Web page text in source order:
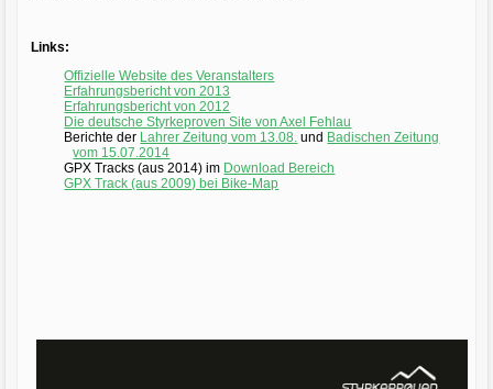
Links:
Offizielle Website des Veranstalters
Erfahrungsbericht von 2013
Erfahrungsbericht von 2012
Die deutsche Styrkeproven Site von Axel Fehlau
Berichte der Lahrer Zeitung vom 13.08. und Badischen Zeitung
vom 15.07.2014
GPX Tracks (aus 2014) im Download Bereich
GPX Track (aus 2009) bei Bike-Map